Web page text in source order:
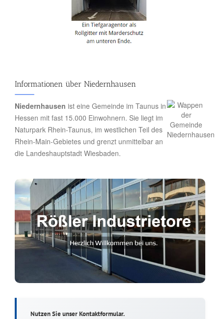
Informationen über Niedernhausen
Niedernhausen ist eine Gemeinde im Taunus in
Hessen mit fast 15.000 Einwohnern. Sie liegt im
Naturpark Rhein-Taunus, im westlichen Teil des
Rhein-Main-Gebietes und grenzt unmittelbar an
die Landeshauptstadt Wiesbaden.
Nutzen Sie unser Kontaktformular.